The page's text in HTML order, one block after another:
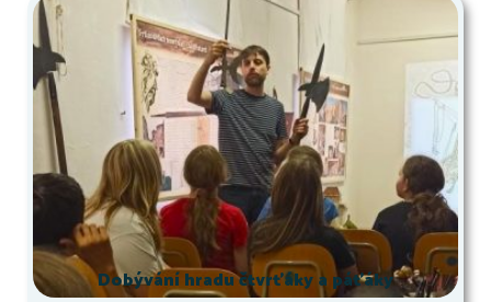
Dobývání hradu čtvrťáky a páťáky